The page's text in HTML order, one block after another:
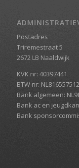
Postadres
Triremestraat 5
2672 LB Naaldwijk
KVK nr: 40397441
BTW nr:
Bank algemeen:
Bank ac en
Bank